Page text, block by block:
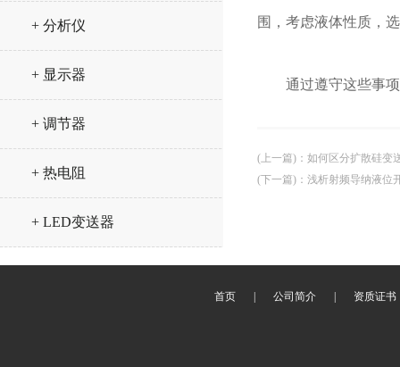
+ 分析仪
+ 显示器
+ 调节器
+ 热电阻
+ LED变送器
围，考虑液体性质，
通过遵守这些事项
(上一篇) ： 如何区分扩散硅变
(下一篇) ： 浅析射频导纳液位
首页 公司简介 资质证书